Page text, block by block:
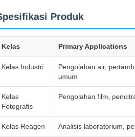
Produk
Kelas Primary Applications
Kelas Industri
Pengolahan air,
umum
Kelas
Fotografis
Pengolahan film,
Kelas Reagen Analisis laboratorium,